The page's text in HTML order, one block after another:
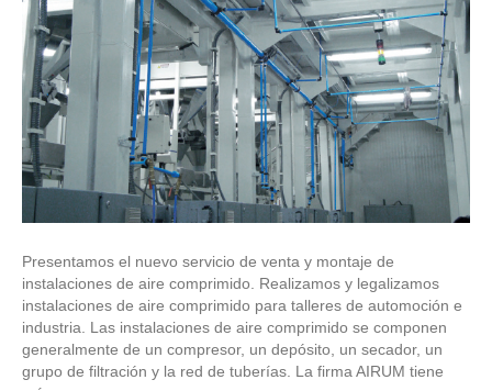
Presentamos el nuevo servicio de venta y montaje de
instalaciones de aire comprimido. Realizamos y legalizamos
instalaciones de aire comprimido para talleres de automoción e
industria. Las instalaciones de aire comprimido se componen
generalmente de un compresor, un depósito, un secador, un
grupo de filtración y la red de tuberías. La firma AIRUM tiene